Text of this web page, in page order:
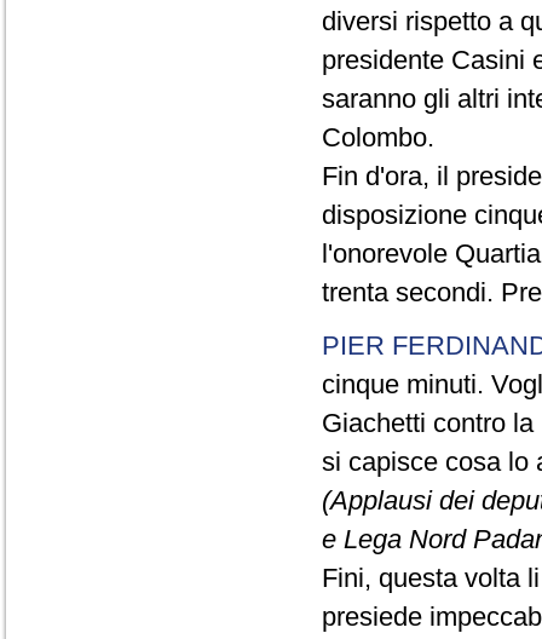
diversi rispetto a
presidente Casini
saranno gli altri
Colombo.
Fin d'ora, il
disposizione
l'onorevole
trenta secondi.
PIER
cinque minuti.
Giachetti contro
si capisce cosa lo
(Applausi dei
e Lega Nord
Fini, questa volta
presiede